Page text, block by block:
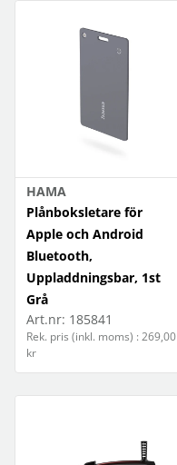
HAMA
Plånboksletare för
Apple och Android
Bluetooth,
Uppladdningsbar, 1st
Grå
Art.nr: 185841
Rek. pris (inkl. moms) : 269,00
kr